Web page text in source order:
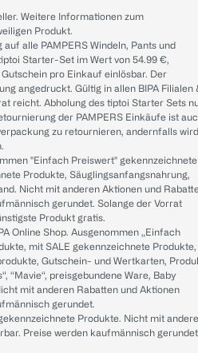
Weitere Informationen zum
Produkt.
alle PAMPERS Windeln, Pants und
Starter-Set im Wert von 54.99 €,
pro Einkauf einlösbar. Der
angedruckt. Gültig in allen BIPA Filialen
reicht. Abholung des tiptoi Starter Sets
der PAMPERS Einkäufe ist
zu retournieren, andernfalls wird
"Einfach Preiswert" gekennzeichnete
Produkte, Säuglingsanfangsnahrung,
Nicht mit anderen Aktionen und
gerundet. Solange der Vorrat
Produkt gratis.
Online Shop. Ausgenommen „Einfach
mit SALE gekennzeichnete Produkte,
Gutschein- und Wertkarten,
“Mavie“, preisgebundene Ware, Baby
mit anderen Rabatten und Aktionen
gerundet.
Produkte. Nicht mit
Preise werden kaufmännisch